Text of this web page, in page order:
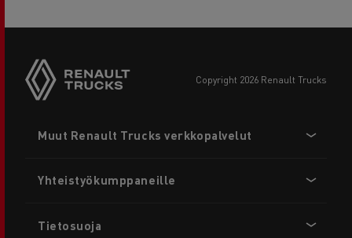
copyright 2026 Renault Trucks
menu
Muut Renault Trucks verkkopalvelut
Yhteistyökumppaneille
Tietosuoja